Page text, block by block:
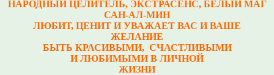
НАРОДНЫЙ ЦЕЛИТЕЛЬ, ЭКСТРАСЕНС, БЕЛЫЙ МАГ
САН-АЛ-МИН
ЛЮБИТ, ЦЕНИТ И УВАЖАЕТ ВАС И ВАШЕ
ЖЕЛАНИЕ
БЫТЬ КРАСИВЫМИ, СЧАСТЛИВЫМИ
И ЛЮБИМЫМИ В ЛИЧНОЙ
ЖИЗНИ